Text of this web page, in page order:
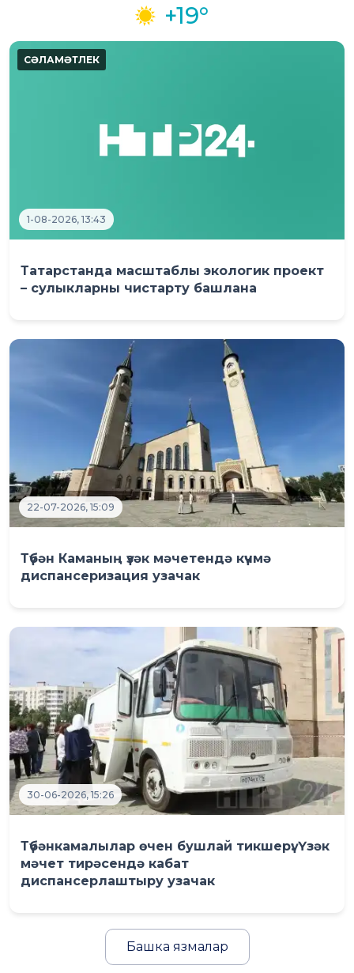
+19°
1-08-2026, 13:43
Татарстанда масштаблы экологик проект
– сулыкларны чистарту башлана
22-07-2026, 15:09
Түбән Каманың үзәк мәчетендә күчмә
диспансеризация узачак
30-06-2026, 15:26
Түбәнкамалылар өчен бушлай тикшерү: Үзәк
мәчет тирәсендә кабат
диспансерлаштыру узачак
Башка язмалар